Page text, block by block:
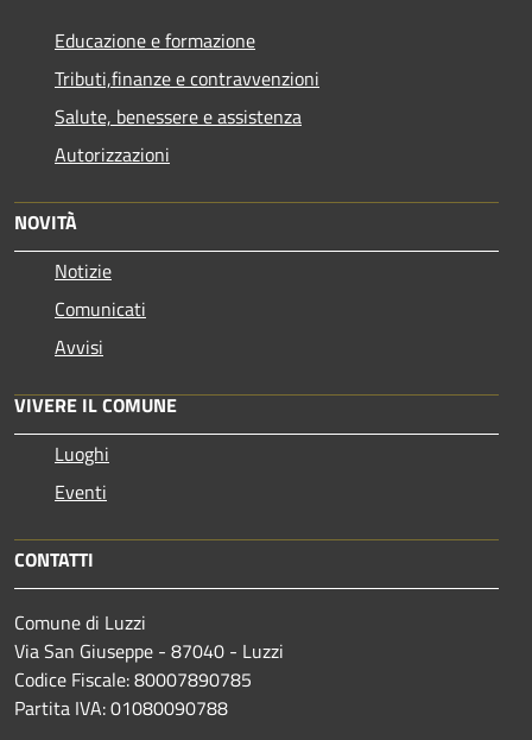
Educazione e formazione
Tributi,finanze e contravvenzioni
Salute, benessere e assistenza
Autorizzazioni
NOVITÀ
Notizie
Comunicati
Avvisi
VIVERE IL COMUNE
Luoghi
Eventi
CONTATTI
Comune di Luzzi
Via San Giuseppe - 87040 - Luzzi
Codice Fiscale: 80007890785
Partita IVA: 01080090788